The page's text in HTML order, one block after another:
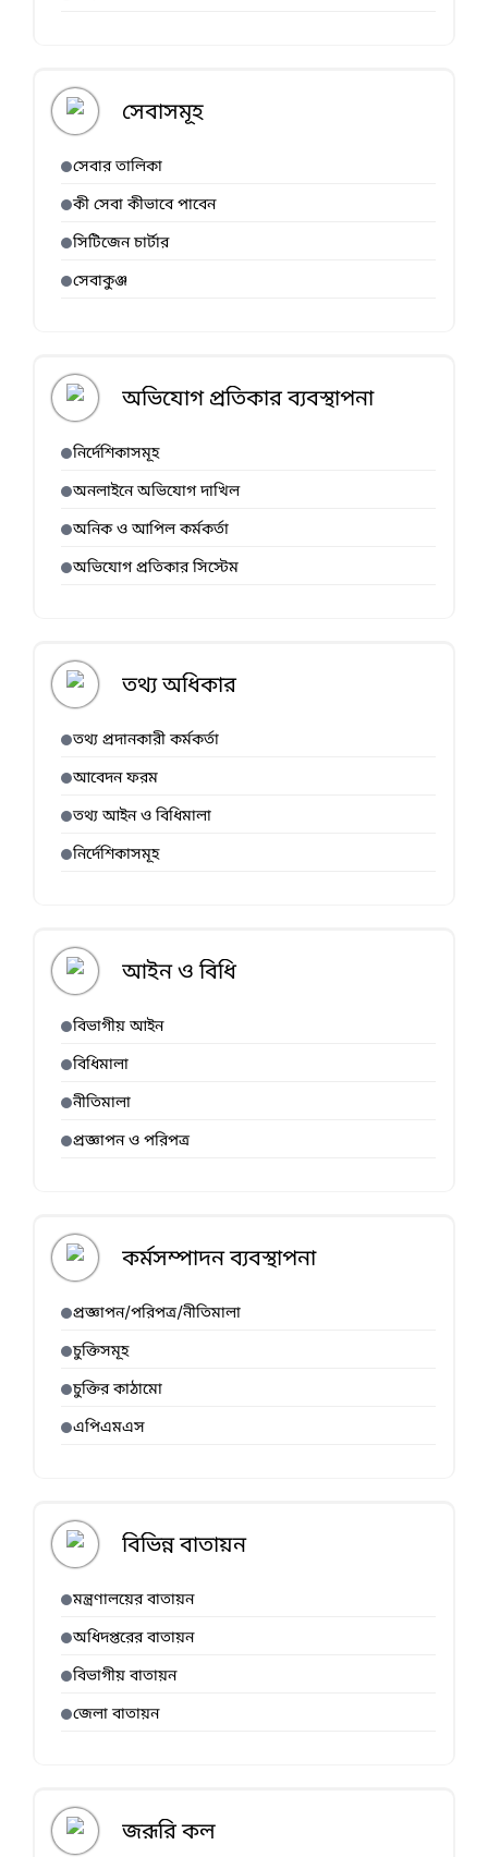
সেবাসমূহ
সেবার তালিকা
কী সেবা কীভাবে পাবেন
সিটিজেন চার্টার
সেবাকুঞ্জ
অভিযোগ প্রতিকার ব্যবস্থাপনা
নির্দেশিকাসমূহ
অনলাইনে অভিযোগ দাখিল
অনিক ও আপিল কর্মকর্তা
অভিযোগ প্রতিকার সিস্টেম
তথ্য অধিকার
তথ্য প্রদানকারী কর্মকর্তা
আবেদন ফরম
তথ্য আইন ও বিধিমালা
নির্দেশিকাসমূহ
আইন ও বিধি
বিভাগীয় আইন
বিধিমালা
নীতিমালা
প্রজ্ঞাপন ও পরিপত্র
কর্মসম্পাদন ব্যবস্থাপনা
প্রজ্ঞাপন/পরিপত্র/নীতিমালা
চুক্তিসমূহ
চুক্তির কাঠামো
এপিএমএস
বিভিন্ন বাতায়ন
মন্ত্রণালয়ের বাতায়ন
অধিদপ্তরের বাতায়ন
বিভাগীয় বাতায়ন
জেলা বাতায়ন
জরূরি কল